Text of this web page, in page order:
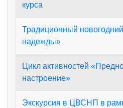
курса
Традиционный
надежды»
Цикл активностей
настроение»
Экскурсия в ЦВСНП в